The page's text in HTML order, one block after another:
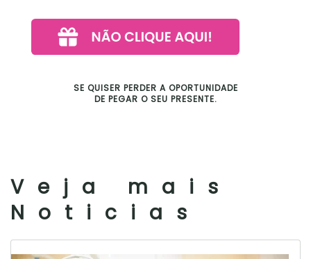
SE QUISER PERDER A OPORTUNIDADE
DE PEGAR O SEU PRESENTE.
Veja mais
Noticias